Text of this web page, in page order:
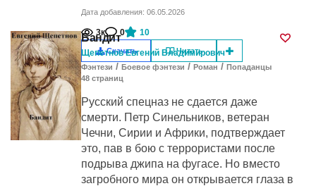
Дата добавления: 06.05.2026
3к 0 10
Скачать Читать
Бандит
Щепетнов Евгений Владимирович
Фэнтези / Боевое фэнтези / Роман / Попаданцы
48 cтраниц
Русский спецназ не сдается даже
смерти. Петр Синельников, ветеран
Чечни, Сирии и Африки, подтверждает
это, пав в бою с террористами после
подрыва джипа на фугасе. Но вместо
загробного мира он открывается глаза в